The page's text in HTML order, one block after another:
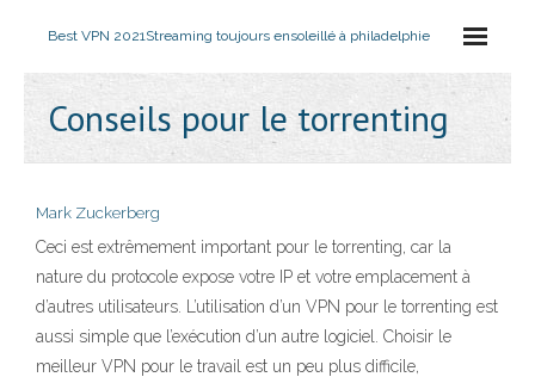
Best VPN 2021Streaming toujours ensoleillé à philadelphie
Conseils pour le torrenting
Mark Zuckerberg
Ceci est extrêmement important pour le torrenting, car la
nature du protocole expose votre IP et votre emplacement à
d’autres utilisateurs. L’utilisation d’un VPN pour le torrenting est
aussi simple que l’exécution d’un autre logiciel. Choisir le
meilleur VPN pour le travail est un peu plus difficile,